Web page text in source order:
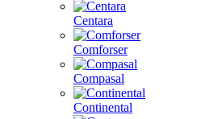
Centara
Comforser
Compasal
Continental